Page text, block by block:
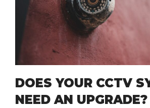
DOES YOUR CCTV
NEED AN UPGRADE?